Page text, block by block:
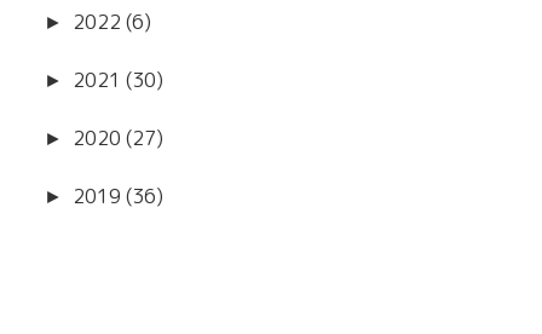
► 2022 (6)
► 2021 (30)
► 2020 (27)
► 2019 (36)